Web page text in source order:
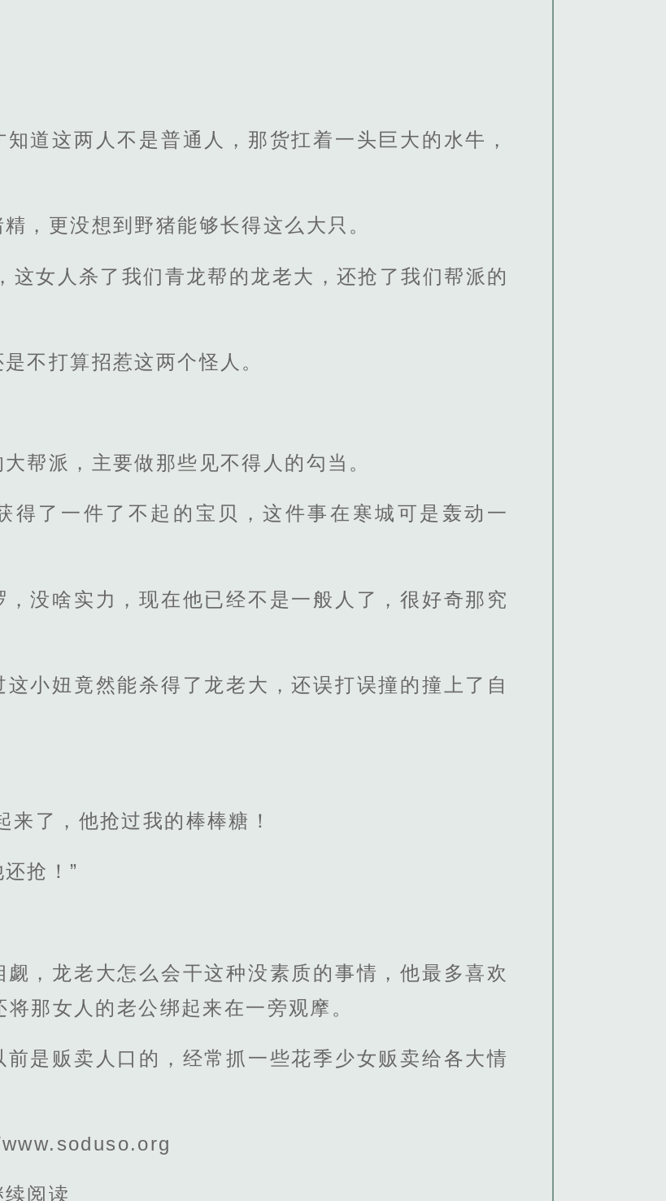
道这两人不是普通人，那货扛着一头巨大的水牛，
，更没想到野猪能够长得这么大只。
这女人杀了我们青龙帮的龙老大，还抢了我们帮派的
不打算招惹这两个怪人。
帮派，主要做那些见不得人的勾当。
得了一件了不起的宝贝，这件事在寒城可是轰动一
，没啥实力，现在他已经不是一般人了，很好奇那究
小妞竟然能杀得了龙老大，还误打误撞的撞上了自
来了，他抢过我的棒棒糖！
抢！”
，龙老大怎么会干这种没素质的事情，他最多喜欢
那女人的老公绑起来在一旁观摩。
是贩卖人口的，经常抓一些花季少女贩卖给各大情
阅读